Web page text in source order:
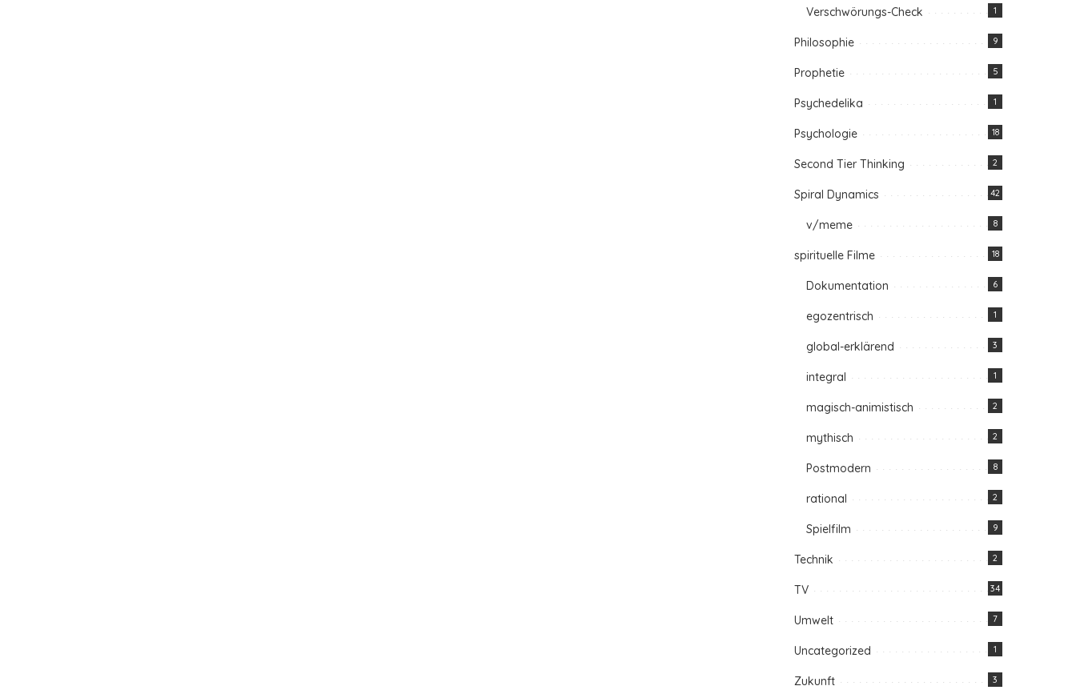
Verschwörungs-Check 1
Philosophie 9
Prophetie 5
Psychedelika 1
Psychologie 18
Second Tier Thinking 2
Spiral Dynamics 42
v/meme 8
spirituelle Filme 18
Dokumentation 6
egozentrisch 1
global-erklärend 3
integral 1
magisch-animistisch 2
mythisch 2
Postmodern 8
rational 2
Spielfilm 9
Technik 2
TV 34
Umwelt 7
Uncategorized 1
Zukunft 3